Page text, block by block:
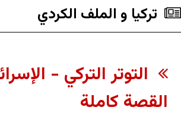
تركيا و الملف الکردي
التوتر التركي -
القصة كاملة